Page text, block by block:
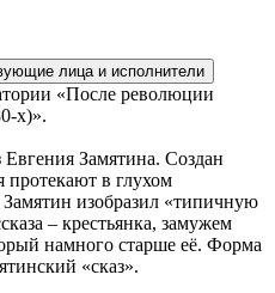
лица и исполнители
«После революции
х)».
Замятина. Создан
протекают в глухом
изобразил «типичную
– крестьянка, замужем
намного старше её. Форма
«сказ».